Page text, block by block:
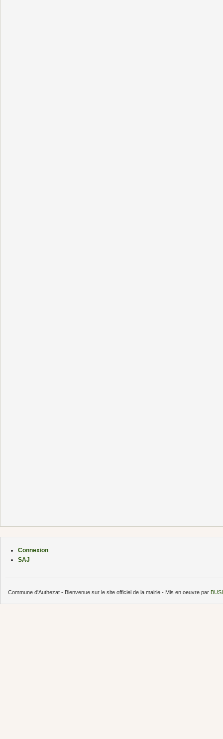
Connexion
SAJ
Commune d'Authezat - Bienvenue sur le site officiel de la mairie - Mis en oeuvre par